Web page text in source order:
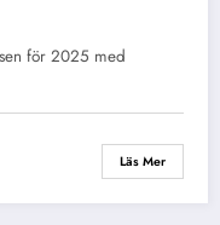
för 2025 med
Läs Mer